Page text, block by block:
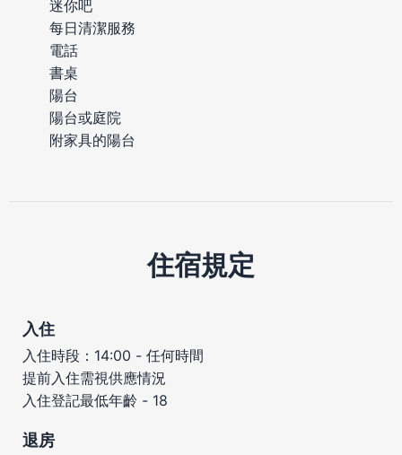
迷你吧
每日清潔服務
電話
書桌
陽台
陽台或庭院
附家具的陽台
住宿規定
入住
入住時段：14:00 - 任何時間
提前入住需視供應情況
入住登記最低年齡 - 18
退房